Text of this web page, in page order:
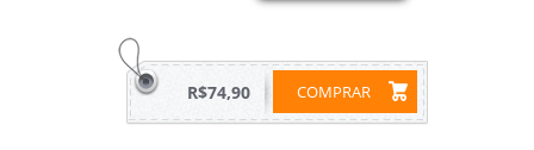
COMPRAR
R$74,90